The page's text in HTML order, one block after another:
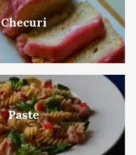
Checuri
Paste